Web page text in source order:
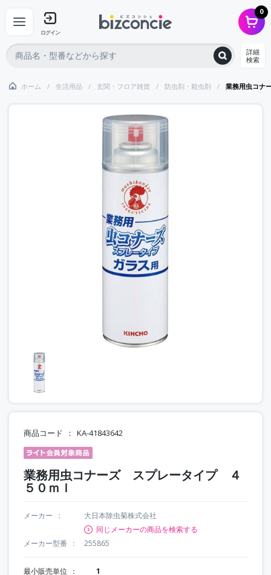
ログイン
0
詳細
検索
ホーム 生活用品 玄関・フロア雑貨 防虫剤・殺虫剤 業務用虫コナ
商品コード KA-41843642
業務用虫コナーズ スプレータイプ ４
５０ｍｌ
メーカー
大日本除虫菊株式会社
同じメーカーの商品を検索する
メーカー型番
255865
最小販売単位 1